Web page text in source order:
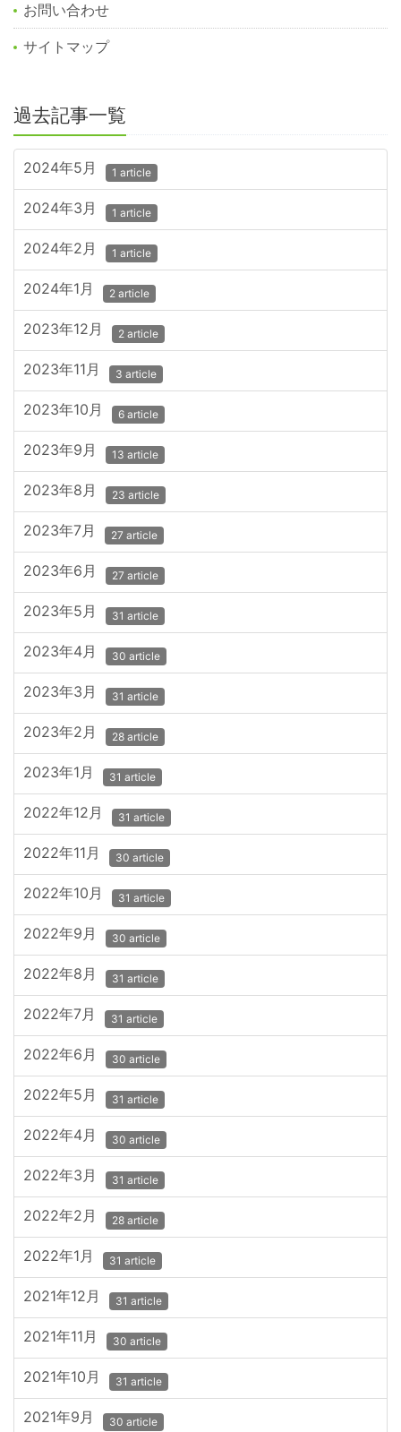
お問い合わせ
サイトマップ
過去記事一覧
2024年5月 1 article
2024年3月 1 article
2024年2月 1 article
2024年1月 2 article
2023年12月 2 article
2023年11月 3 article
2023年10月 6 article
2023年9月 13 article
2023年8月 23 article
2023年7月 27 article
2023年6月 27 article
2023年5月 31 article
2023年4月 30 article
2023年3月 31 article
2023年2月 28 article
2023年1月 31 article
2022年12月 31 article
2022年11月 30 article
2022年10月 31 article
2022年9月 30 article
2022年8月 31 article
2022年7月 31 article
2022年6月 30 article
2022年5月 31 article
2022年4月 30 article
2022年3月 31 article
2022年2月 28 article
2022年1月 31 article
2021年12月 31 article
2021年11月 30 article
2021年10月 31 article
2021年9月 30 article